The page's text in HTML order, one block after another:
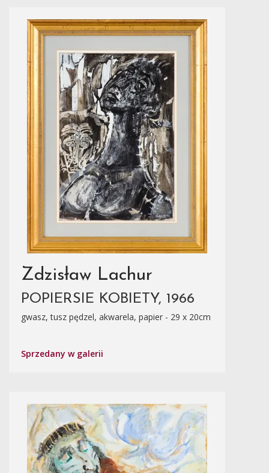
Zdzisław Lachur
POPIERSIE KOBIETY, 1966
gwasz, tusz pędzel, akwarela, papier - 29 x 20cm
Sprzedany w galerii